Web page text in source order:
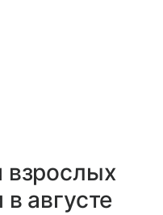
взрослых
августе